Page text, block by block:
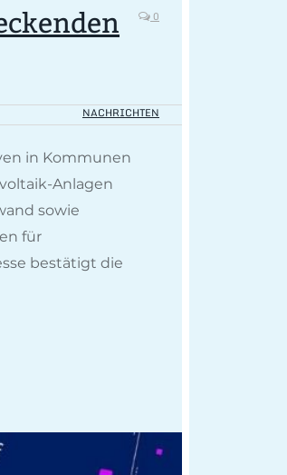
0
NACHRICHTEN
in Kommunen
Anlagen
sowie
für
bestätigt die